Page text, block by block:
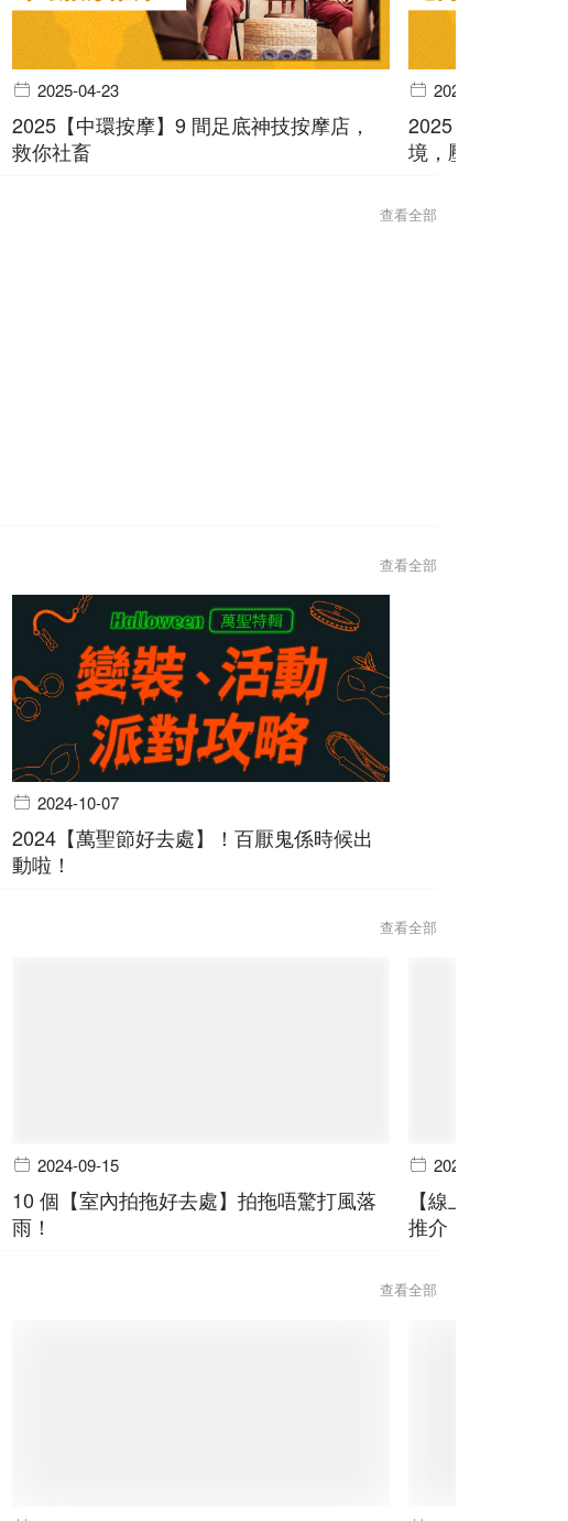
2025-04-23
2025【中環按摩】9 間足底神技按摩店，
救你社畜
2025-04-02
2025【屯門按摩
境，壓力 bye
查看全部
查看全部
2024-10-07
2024【萬聖節好去處】！百厭鬼係時候出
動啦！
查看全部
2024-09-15
10 個【室內拍拖好去處】拍拖唔驚打風落
雨！
2024-06-19
【線上預訂】山
推介
查看全部